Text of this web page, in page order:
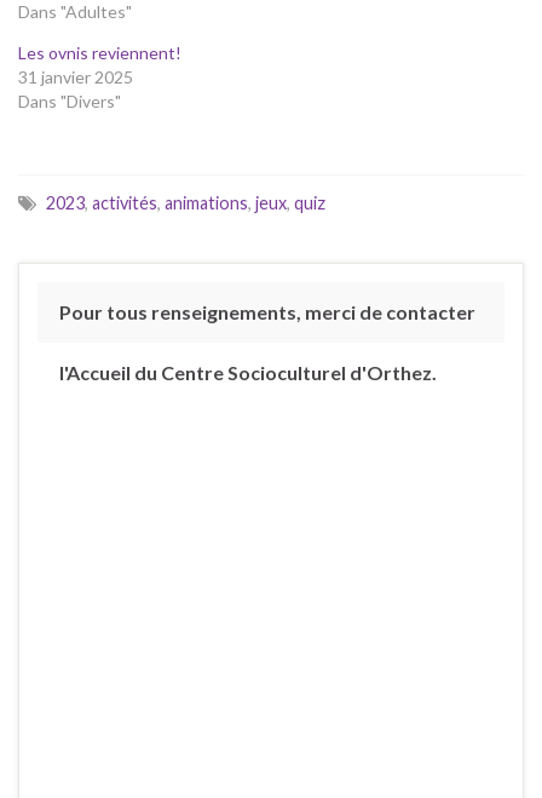
Dans "Adultes"
Les ovnis reviennent!
31 janvier 2025
Dans "Divers"
2023, activités, animations, jeux, quiz
Pour tous renseignements, merci de contacter
l'Accueil du Centre Socioculturel d'Orthez.